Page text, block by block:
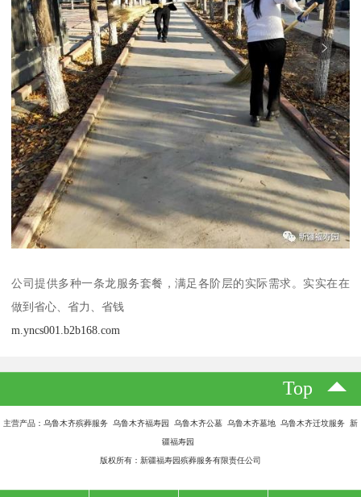
公司提供多种一条龙服务套餐，满足各阶层的实际需求。实实在在
做到省心、省力、省钱
m.yncs001.b2b168.com
Top
主营产品：乌鲁木齐殡葬服务 乌鲁木齐福寿园 乌鲁木齐公墓 乌鲁木齐墓地 乌鲁木齐迁坟服务 新
疆福寿园
版权所有：新疆福寿园殡葬服务有限责任公司